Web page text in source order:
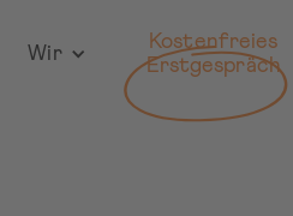
Wir
Kostenfreies
Erstgespräch